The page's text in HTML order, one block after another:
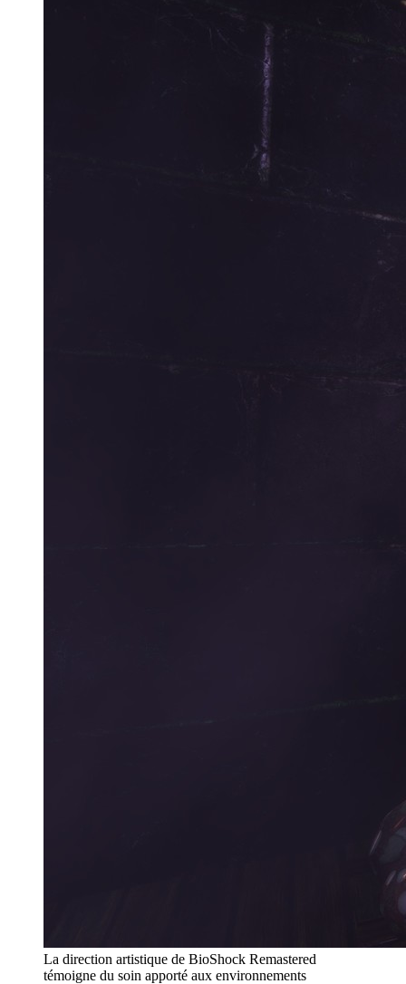
La direction artistique de BioShock Remastered
témoigne du soin apporté aux environnements